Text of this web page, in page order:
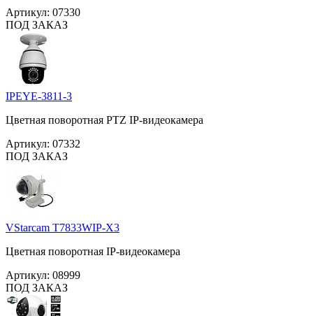
Артикул: 07330
ПОД ЗАКАЗ
IPEYE-3811-3
Цветная поворотная PTZ IP-видеокамера
Артикул: 07332
ПОД ЗАКАЗ
VStarcam T7833WIP-X3
Цветная поворотная IP-видеокамера
Артикул: 08999
ПОД ЗАКАЗ